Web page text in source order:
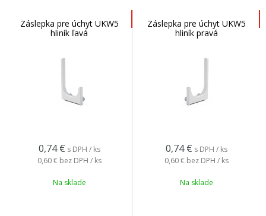
Záslepka pre úchyt UKW5
hliník ľavá
0,74 € s DPH / ks
0,60 € bez DPH / ks
Na sklade
Záslepka pre úchyt UKW5
hliník pravá
0,74 € s DPH / ks
0,60 € bez DPH / ks
Na sklade